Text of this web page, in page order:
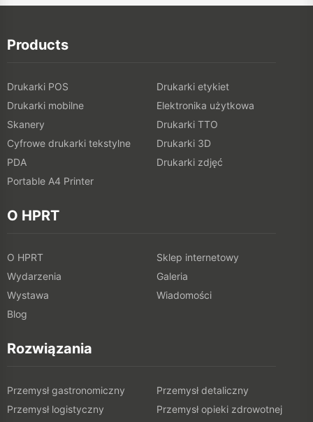
Products
Drukarki POS
Drukarki etykiet
Drukarki mobilne
Elektronika użytkowa
Skanery
Drukarki TTO
Cyfrowe drukarki tekstylne
Drukarki 3D
PDA
Drukarki zdjęć
Portable A4 Printer
O HPRT
O HPRT
Sklep internetowy
Wydarzenia
Galeria
Wystawa
Wiadomości
Blog
Rozwiązania
Przemysł gastronomiczny
Przemysł detaliczny
Przemysł logistyczny
Przemysł opieki zdrowotnej